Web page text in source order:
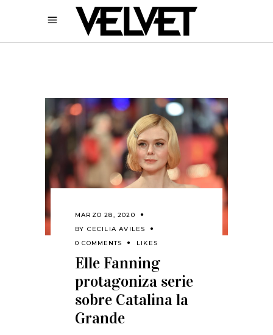
MARZO 28, 2020
BY CECILIA AVILES
0 COMMENTS
LIKES
Elle Fanning
protagoniza serie
sobre Catalina la
Grande